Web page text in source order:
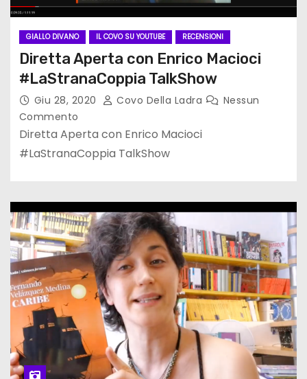
GIALLO DIVANO IL COVO SU YOUTUBE RECENSIONI
Diretta Aperta con Enrico Macioci
#LaStranaCoppia TalkShow
Giu 28, 2020 Covo Della Ladra
Nessun
Commento
Diretta Aperta con Enrico Macioci
#LaStranaCoppia TalkShow